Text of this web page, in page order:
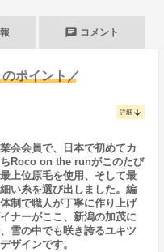
chat コメント
ポイント／
詳細 arrow_downward
会会員で、日本で初めてカ
Roco on the runがこのたび
上位原毛を使用、そして最
い糸を選び出しました。編
制で職人が丁寧に作り上げ
ナーがここ、新潟の加茂に
雪の中でも咲き誇るユキツ
ザインです。